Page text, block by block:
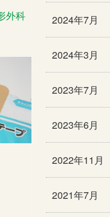
外科
2024年7月
2024年3月
2023年7月
2023年6月
2022年11月
2021年7月